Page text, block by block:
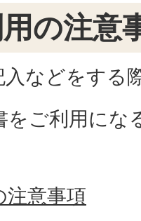
の注意
入などをする
をご利用にな
注意事項